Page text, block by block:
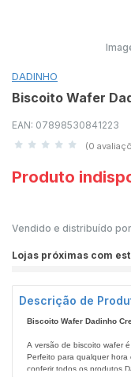
DADINHO
Biscoito Wafer
EAN: 07898530841223
(0
Produto
Vendido e distribuído por
Lojas próximas com
Descrição de
Biscoito Wafer Dadinho
A versão de biscoito wafer
Perfeito para qualquer
conferir todos os produtos